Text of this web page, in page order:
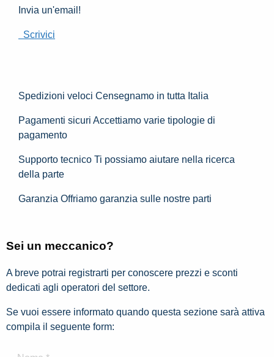
Invia un'email!
Scrivici
Spedizioni veloci Censegnamo in tutta Italia
Pagamenti sicuri Accettiamo varie tipologie di
pagamento
Supporto tecnico Ti possiamo aiutare nella ricerca
della parte
Garanzia Offriamo garanzia sulle nostre parti
Sei un meccanico?
A breve potrai registrarti per conoscere prezzi e sconti
dedicati agli operatori del settore.
Se vuoi essere informato quando questa sezione sarà attiva
compila il seguente form: